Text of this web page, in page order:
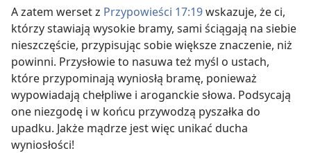
A zatem werset z Przypowieści 17:19wskazuje, że ci,
którzy stawiają wysokie bramy, sami ściągają na siebie
nieszczęście, przypisując sobie większe znaczenie, niż
powinni. Przysłowie to nasuwa też myśl o ustach,
które przypominają wyniosłą bramę, ponieważ
wypowiadają chełpliwe i aroganckie słowa. Podsycają
one niezgodę i w końcu przywodzą pyszałka do
upadku. Jakże mądrze jest więc unikać ducha
wyniosłości!